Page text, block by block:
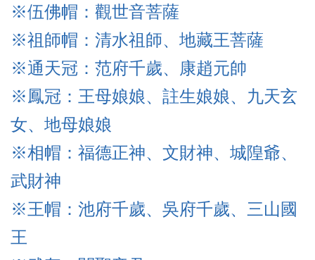
※伍佛帽 ：觀世音菩薩
※祖師帽 ：清水祖師、 地藏王菩薩
※通天冠 ：范府千歲、康趙元帥
※鳳冠：王母娘娘、註生娘娘、九天玄
女、地母娘娘
※相帽：福德正神、文財神、城隍爺、
武財神
※王帽：池府千歲、吳府千歲、三山國
王